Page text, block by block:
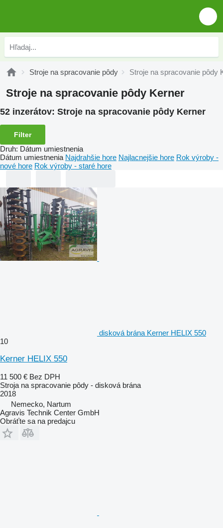
Stroje na spracovanie pôdy Stroje na spracovanie pôdy
Stroje na spracovanie pôdy Kerner
52 inzerátov: Stroje na spracovanie pôdy Kerner
Filter
Druh: Dátum umiestnenia
Dátum umiestnenia Najdrahšie hore Najlacnejšie hore Rok výroby -
nové hore Rok výroby - staré hore
disková brána Kerner HELIX 550
10
Kerner HELIX 550
11 500 € Bez DPH
Stroja na spracovanie pôdy - disková brána
2018
Nemecko, Nartum
Agravis Technik Center GmbH
Obráťte sa na predajcu